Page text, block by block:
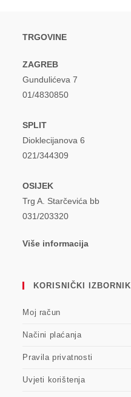
TRGOVINE
ZAGREB
Gundulićeva 7
01/4830850
SPLIT
Dioklecijanova 6
021/344309
OSIJEK
Trg A. Starčevića bb
031/203320
Više informacija
KORISNIČKI IZBORNIK
Moj račun
Načini plaćanja
Pravila privatnosti
Uvjeti korištenja